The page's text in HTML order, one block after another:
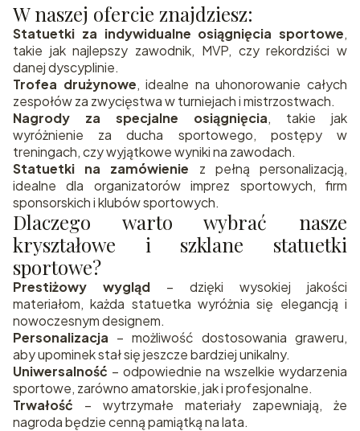
W naszej ofercie znajdziesz:
Statuetki za indywidualne osiągnięcia sportowe,
takie jak najlepszy zawodnik, MVP, czy rekordziści w
danej dyscyplinie.
Trofea drużynowe, idealne na uhonorowanie całych
zespołów za zwycięstwa w turniejach i mistrzostwach.
Nagrody za specjalne osiągnięcia, takie jak
wyróżnienie za ducha sportowego, postępy w
treningach, czy wyjątkowe wyniki na zawodach.
Statuetki na zamówienie z pełną personalizacją,
idealne dla organizatorów imprez sportowych, firm
sponsorskich i klubów sportowych.
Dlaczego warto wybrać nasze
kryształowe i szklane statuetki
sportowe?
Prestiżowy wygląd – dzięki wysokiej jakości
materiałom, każda statuetka wyróżnia się elegancją i
nowoczesnym designem.
Personalizacja – możliwość dostosowania graweru,
aby upominek stał się jeszcze bardziej unikalny.
Uniwersalność – odpowiednie na wszelkie wydarzenia
sportowe, zarówno amatorskie, jak i profesjonalne.
Trwałość – wytrzymałe materiały zapewniają, że
nagroda będzie cenną pamiątką na lata.